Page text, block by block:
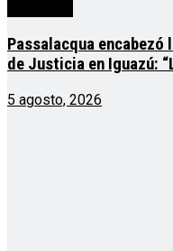
Passalacqua encabezó
de Justicia en Iguazú:
5 agosto, 2026